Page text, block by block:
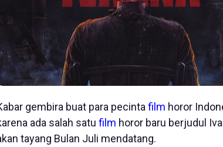
gembira buat para pecinta film horor
ada salah satu film horor baru berjudul
tayang Bulan Juli mendatang.